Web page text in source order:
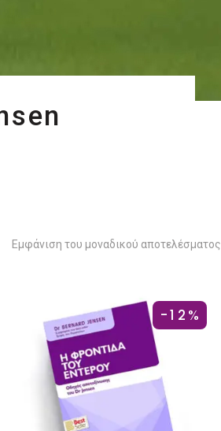
Εμφάνιση του μοναδικού αποτελέσματος
-12%